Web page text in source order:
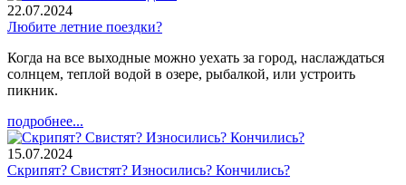
22.07.2024
Любите летние поездки?
Когда на все выходные можно уехать за город, наслаждаться
солнцем, теплой водой в озере, рыбалкой, или устроить
пикник.
подробнее...
15.07.2024
Скрипят? Свистят? Износились? Кончились?